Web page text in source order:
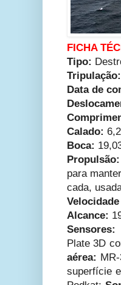
FICHA
Tipo:
Tripulação:
Data de
Calado:
Boca:
Propulsão:
para
cada,
Alcance:
Sensores:
Plate 3D
aérea:
superfície